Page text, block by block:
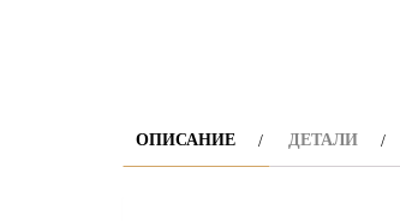
ОПИСАНИЕ ДЕТАЛИ